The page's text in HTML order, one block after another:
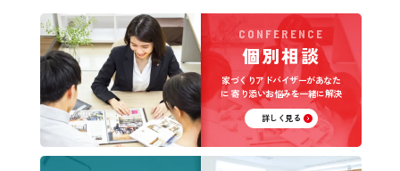
CONFERENCE
個別相談
家づくりアドバイザーがあなた
に寄り添いお悩みを一緒に解決
詳しく見る